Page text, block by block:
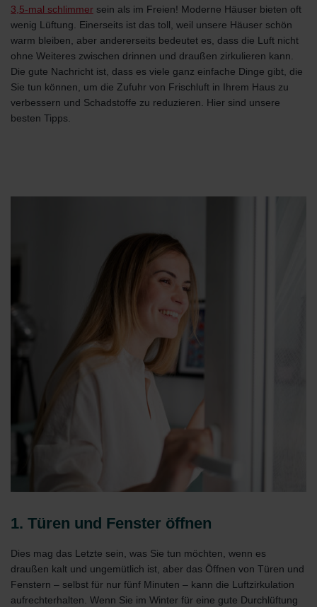
3,5-mal schlimmer sein als im Freien! Moderne Häuser bieten oft
wenig Lüftung. Einerseits ist das toll, weil unsere Häuser schön
warm bleiben, aber andererseits bedeutet es, dass die Luft nicht
ohne Weiteres zwischen drinnen und draußen zirkulieren kann.
Die gute Nachricht ist, dass es viele ganz einfache Dinge gibt, die
Sie tun können, um die Zufuhr von Frischluft in Ihrem Haus zu
verbessern und Schadstoffe zu reduzieren. Hier sind unsere
besten Tipps.
1. Türen und Fenster öffnen
Dies mag das Letzte sein, was Sie tun möchten, wenn es
draußen kalt und ungemütlich ist, aber das Öffnen von Türen und
Fenstern – selbst für nur fünf Minuten – kann die Luftzirkulation
aufrechterhalten. Wenn Sie im Winter für eine gute Durchlüftung